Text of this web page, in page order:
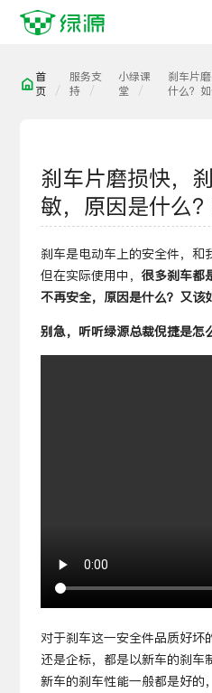
首
页
服务支
持
小绿课
堂
刹车片
什么？如
刹车片磨损快，
敏，原因是什么
刹车是电动车上的安全件，和
但在实际使用中， 很多刹车都
不再安全，原因是什么？又该
别急，听听绿源总裁倪捷是怎
对于刹车这一安全件品质好坏
还是企标，都是以新车的刹车
新车的刹车性能一般都是好的，